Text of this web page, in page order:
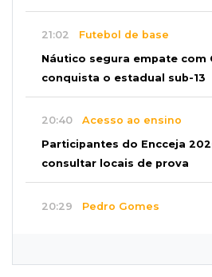
21:02 Futebol de base
Náutico segura empate com
conquista o estadual sub-13
20:40 Acesso ao ensino
Participantes do Encceja
consultar locais de prova
20:29 Pedro Gomes